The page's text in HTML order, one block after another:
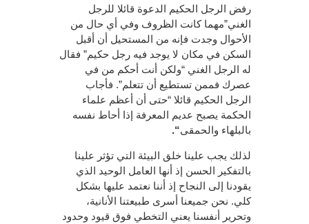
رفض الرجل الحكيم الدعوة قائلا للرجل
الغني”مهما كانت الظروف وفي أي حال من
الأحوال وجدت فإنه من المستحيل أن أقبل
السكن في مكان لا يوجد فيه رجل حكيم” فقال
له الرجل الغني “ولكن أنت أحكم من في
عصرك فممن تستطيع أن تتعلم”. فأجاب
الرجل الحكيم قائلا “حتى أن أعظم علماء
الحكمة يصبح عديم المعرفة إذا أحاط نفسه
بالبلهاء والحمقى“.
لذلك يجب علينا خلق البيئة التي تؤثر علينا
بالتفكير الحسن إذ أنها العامل الوحيد الذي
يقودنا إلى النجاح إذ أننا نعتمد عليها بشكل
كلي. نحن جميعنا أسرى طبيعتنا الأنانية،
وتحرير أنفسنا يعني التخطي فوق قيود وحدود